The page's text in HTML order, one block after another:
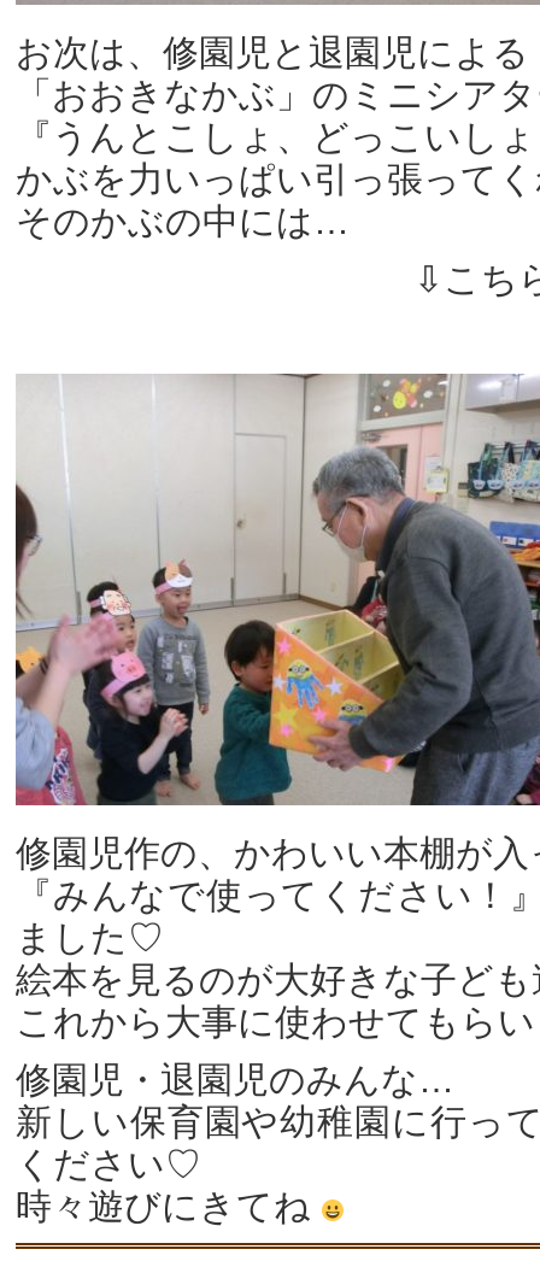
お次は、修園児と退園児による
「おおきなかぶ」のミニシア
『うんとこしょ、どっこいし
かぶを力いっぱい引っ張って
そのかぶの中には…
⇩こちら
修園児作の、かわいい本棚が
『みんなで使ってください！
ました♡
絵本を見るのが大好きな子ど
これから大事に使わせてもら
修園児・退園児のみんな…
新しい保育園や幼稚園に行っ
ください♡
時々遊びにきてね